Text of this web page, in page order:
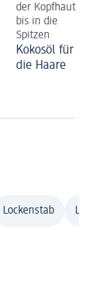
der Kopfhaut
bis in die
Spitzen
Kokosöl für
die Haare
Lockenstab